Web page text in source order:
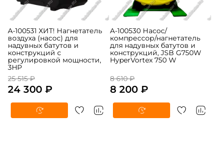
A-100531 ХИТ! Нагнетатель
воздуха (насос) для
надувных батутов и
конструкций c
регулировкой мощности,
3HP
25 515 ₽
24 300 ₽
A-100530 Насос/
компрессор/нагнетатель
для надувных батутов и
конструкций, JSB G750W
HyperVortex 750 W
8 610 ₽
8 200 ₽